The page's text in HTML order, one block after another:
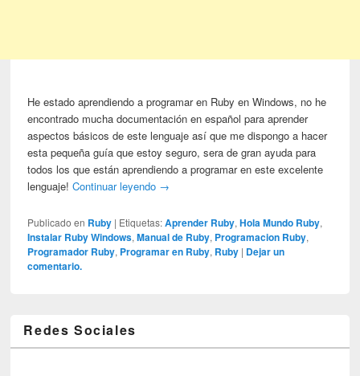
He estado aprendiendo a programar en Ruby en Windows, no he
encontrado mucha documentación en español para aprender
aspectos básicos de este lenguaje así que me dispongo a hacer
esta pequeña guía que estoy seguro, sera de gran ayuda para
todos los que están aprendiendo a programar en este excelente
lenguaje!Continuar leyendo →
Publicado en Ruby | Etiquetas: Aprender Ruby,Hola Mundo Ruby,
Instalar Ruby Windows,Manual de Ruby, Programacion Ruby,
Programador Ruby, Programar en Ruby, Ruby | Dejar un
comentario.
Redes Sociales